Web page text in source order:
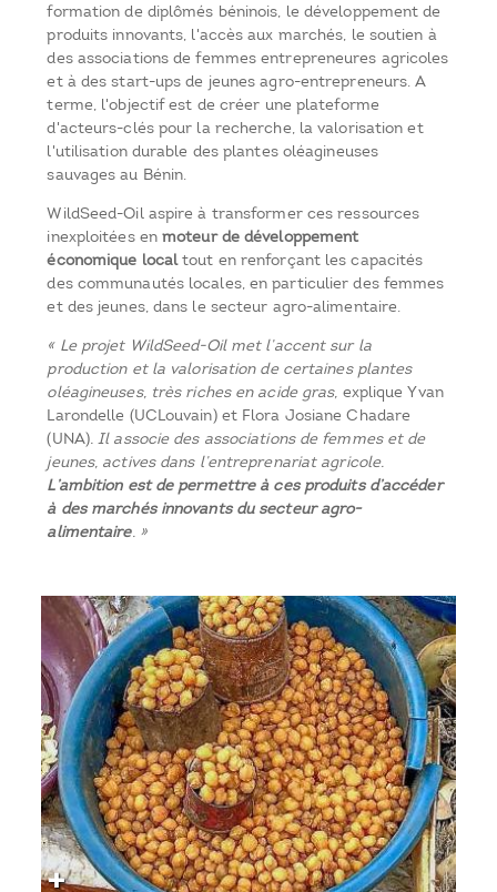
formation de diplômés béninois, le développement de
produits innovants, l'accès aux marchés, le soutien à
des associations de femmes entrepreneures agricoles
et à des start-ups de jeunes agro-entrepreneurs. A
terme, l'objectif est de créer une plateforme
d'acteurs-clés pour la recherche, la valorisation et
l'utilisation durable des plantes oléagineuses
sauvages au Bénin.
WildSeed-Oil aspire à transformer ces ressources
inexploitées enmoteur de développement
économique localtout en renforçant les capacités
des communautés locales, en particulier des femmes
et des jeunes, dans le secteur agro-alimentaire.
« Le projet WildSeed-Oil met l’accent sur la
production et la valorisation de certaines plantes
oléagineuses, très riches en acide gras, explique Yvan
Larondelle (UCLouvain) et Flora Josiane Chadare
(UNA). Il associe des associations de femmes et de
jeunes, actives dans l’entreprenariat agricole.
L’ambition est de permettre à ces produits d’accéder
à des marchés innovants du secteur agro-
alimentaire. »